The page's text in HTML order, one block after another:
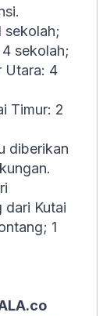
sekolah;
sekolah;
Utara: 4
Timur: 2
diberikan
dari Kutai
1